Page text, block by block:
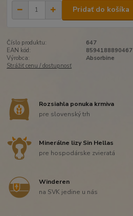
Pridať do košíka
Číslo produktu:
647
EAN kód:
8594188890467
Výrobca:
Absorbine
Strážiť cenu / dostupnosť
Rozsiahla ponuka krmiva
pre slovenský trh
Minerálne lizy Sin Hellas
pre hospodárske zvieratá
Winderen
na SVK jedine u nás